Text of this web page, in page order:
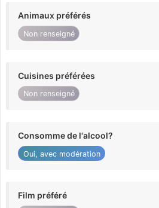
Animaux préférés
Non renseigné
Cuisines préférées
Non renseigné
Consomme de l'alcool?
Oui, avec modération
Film préféré